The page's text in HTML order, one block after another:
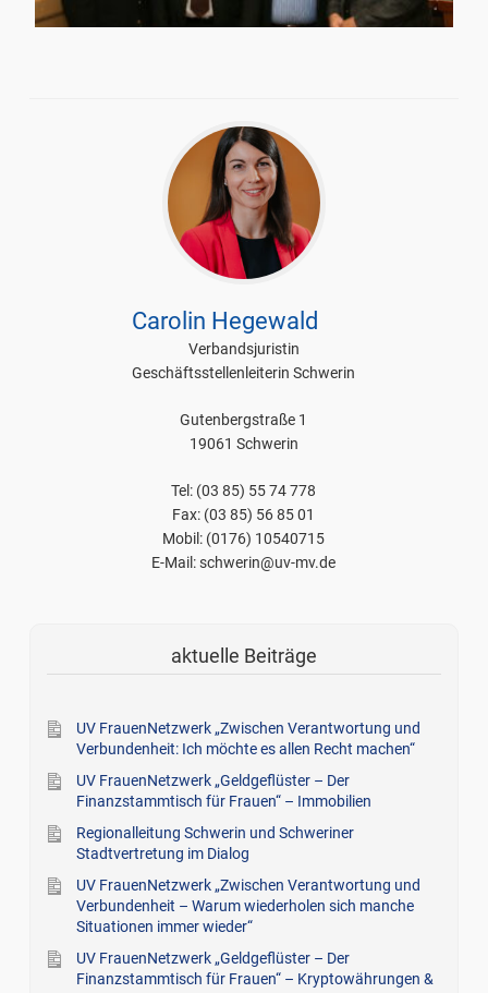
Carolin Hegewald
Verbandsjuristin
Geschäftsstellenleiterin Schwerin
Gutenbergstraße 1
19061 Schwerin
Tel: (03 85) 55 74 778
Fax: (03 85) 56 85 01
Mobil: (0176) 10540715
E-Mail: schwerin@uv-mv.de
aktuelle Beiträge
UV FrauenNetzwerk „Zwischen Verantwortung und
Verbundenheit: Ich möchte es allen Recht machen“
UV FrauenNetzwerk „Geldgeflüster – Der
Finanzstammtisch für Frauen“ – Immobilien
Regionalleitung Schwerin und Schweriner
Stadtvertretung im Dialog
UV FrauenNetzwerk „Zwischen Verantwortung und
Verbundenheit – Warum wiederholen sich manche
Situationen immer wieder“
UV FrauenNetzwerk „Geldgeflüster – Der
Finanzstammtisch für Frauen“ – Kryptowährungen &